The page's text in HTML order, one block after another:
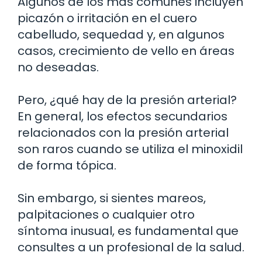
picazón o irritación en el cuero
cabelludo, sequedad y, en algunos
casos, crecimiento de vello en áreas
no deseadas.
Pero, ¿qué hay de la presión arterial?
En general, los efectos secundarios
relacionados con la presión arterial
son raros cuando se utiliza el minoxidil
de forma tópica.
Sin embargo, si sientes mareos,
palpitaciones o cualquier otro
síntoma inusual, es fundamental que
consultes a un profesional de la salud.